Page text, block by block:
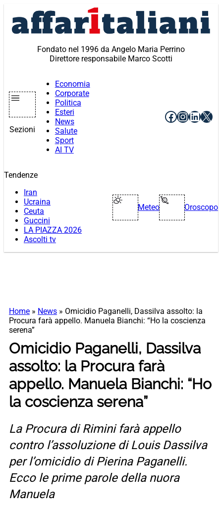
contenuto
Fondato nel 1996 da Angelo Maria Perrino
Direttore responsabile Marco Scotti
Sezioni
Economia
Corporate
Politica
Esteri
News
Salute
Sport
AI TV
Facebook
X
Tendenze
Iran
Ucraina
Ceuta
Guccini
LA PIAZZA 2026
Ascolti tv
Meteo Oroscopo
Home » News » Omicidio Paganelli, Dassilva assolto: la
Procura farà appello. Manuela Bianchi: “Ho la coscienza
serena”
Omicidio Paganelli, Dassilva
assolto: la Procura farà
appello. Manuela Bianchi: “Ho
la coscienza serena”
La Procura di Rimini farà appello
contro l’assoluzione di Louis Dassilva
per l’omicidio di Pierina Paganelli.
Ecco le prime parole della nuora
Manuela